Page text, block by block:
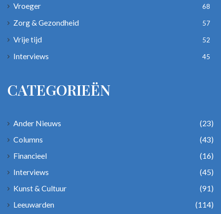
Vroeger 68
Zorg & Gezondheid 57
Vrije tijd 52
Interviews 45
CATEGORIEËN
Ander Nieuws
(23)
Columns
(43)
Financieel
(16)
Interviews
(45)
Kunst & Cultuur
(91)
Leeuwarden
(114)